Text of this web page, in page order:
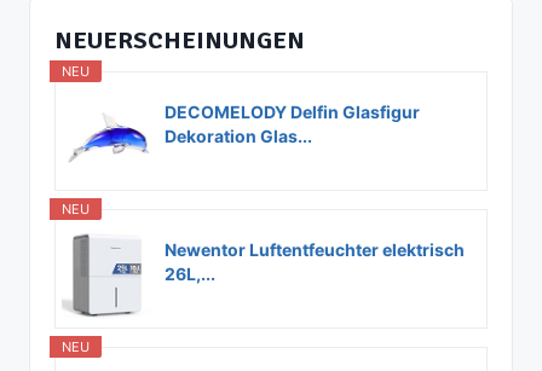
NEUERSCHEINUNGEN
NEU
DECOMELODY Delfin Glasfigur
Dekoration Glas...
NEU
Newentor Luftentfeuchter elektrisch
26L,...
NEU